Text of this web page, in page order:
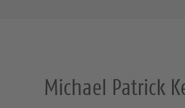
Michael Patrick